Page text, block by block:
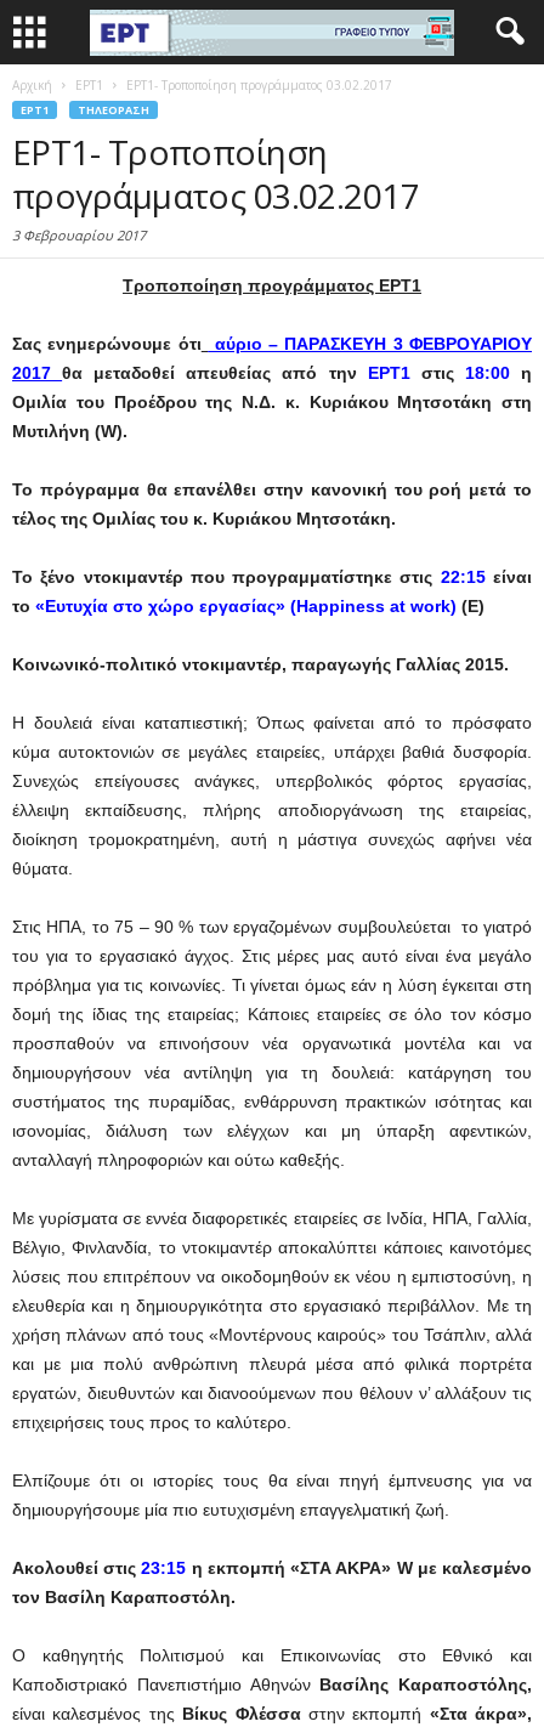
Αρχική EΡΤ1 ΕΡΤ1- Τροποποίηση προγράμματος 03.02.2017
EΡΤ1 ΤΗΛΕΌΡΑΣΗ
ΕΡΤ1- Τροποποίηση
προγράμματος 03.02.2017
3 Φεβρουαρίου 2017
Τροποποίηση προγράμματος ΕΡΤ1
Σας ενημερώνουμε ότι
αύριο – ΠΑΡΑΣΚΕΥΗ 3 ΦΕΒΡΟΥΑΡΙΟΥ
2017θα μεταδοθεί απευθείας από την ΕΡΤ1στις 18:00η
Ομιλία του Προέδρου της Ν.Δ. κ. Κυριάκου Μητσοτάκη στη
Μυτιλήνη (W).
Το πρόγραμμα θα επανέλθει στην κανονική του ροή μετά το
τέλος της Ομιλίας του κ. Κυριάκου Μητσοτάκη.
Το ξένο ντοκιμαντέρ που προγραμματίστηκε στις 22:15είναι
το «Ευτυχία στο χώρο εργασίας» (Happiness at work) (Ε)
Κοινωνικό-πολιτικό ντοκιμαντέρ, παραγωγής Γαλλίας 2015.
Η δουλειά είναι καταπιεστική; Όπως φαίνεται από το πρόσφατο
κύμα αυτοκτονιών σε μεγάλες εταιρείες, υπάρχει βαθιά δυσφορία.
Συνεχώς επείγουσες ανάγκες, υπερβολικός φόρτος εργασίας,
έλλειψη εκπαίδευσης, πλήρης αποδιοργάνωση της εταιρείας,
διοίκηση τρομοκρατημένη, αυτή η μάστιγα συνεχώς αφήνει νέα
θύματα.
Στις ΗΠΑ, το 75 – 90 % των εργαζομένων συμβουλεύεται το γιατρό
του για το εργασιακό άγχος. Στις μέρες μας αυτό είναι ένα μεγάλο
πρόβλημα για τις κοινωνίες. Τι γίνεται όμως εάν η λύση έγκειται στη
δομή της ίδιας της εταιρείας; Κάποιες εταιρείες σε όλο τον κόσμο
προσπαθούν να επινοήσουν νέα οργανωτικά μοντέλα και να
δημιουργήσουν νέα αντίληψη για τη δουλειά: κατάργηση του
συστήματος της πυραμίδας, ενθάρρυνση πρακτικών ισότητας και
ισονομίας, διάλυση των ελέγχων και μη ύπαρξη αφεντικών,
ανταλλαγή πληροφοριών και ούτω καθεξής.
Με γυρίσματα σε εννέα διαφορετικές εταιρείες σε Ινδία, ΗΠΑ, Γαλλία,
Βέλγιο, Φινλανδία, το ντοκιμαντέρ αποκαλύπτει κάποιες καινοτόμες
λύσεις που επιτρέπουν να οικοδομηθούν εκ νέου η εμπιστοσύνη, η
ελευθερία και η δημιουργικότητα στο εργασιακό περιβάλλον. Με τη
χρήση πλάνων από τους «Μοντέρνους καιρούς» του Τσάπλιν, αλλά
και με μια πολύ ανθρώπινη πλευρά μέσα από φιλικά πορτρέτα
εργατών, διευθυντών και διανοούμενων που θέλουν ν’ αλλάξουν τις
επιχειρήσεις τους προς το καλύτερο.
Ελπίζουμε ότι οι ιστορίες τους θα είναι πηγή έμπνευσης για να
δημιουργήσουμε μία πιο ευτυχισμένη επαγγελματική ζωή.
Ακολουθεί στις23:15 η εκπομπή «ΣΤΑ ΑΚΡΑ» W με καλεσμένο
τον Βασίλη Καραποστόλη.
Ο καθηγητής Πολιτισμού και Επικοινωνίας στο Εθνικό και
Καποδιστριακό Πανεπιστήμιο Αθηνών Βασίλης Καραποστόλης,
είναι καλεσμένος της Βίκυς Φλέσσαστην εκπομπή «Στα άκρα»,